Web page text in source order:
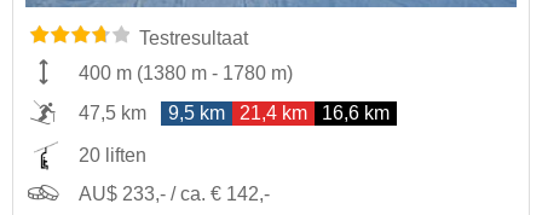
Testresultaat
400 m (1380 m - 1780 m)
47,5 km
9,5 km 21,4 km 16,6 km
20 liften
AU$ 233,- / ca. € 142,-